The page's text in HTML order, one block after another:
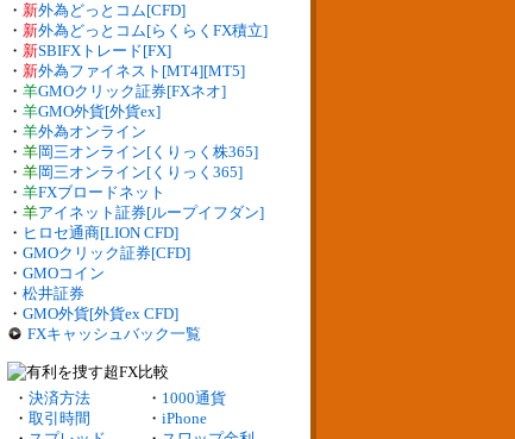
・ 新外為どっとコム[CFD]
・ 新外為どっとコム[らくらくFX積立]
・ 新SBIFXトレード[FX]
・ 新外為ファイネスト[MT4][MT5]
・ 羊GMOクリック証券[FXネオ]
・ 羊GMO外貨[外貨ex]
・ 羊外為オンライン
・ 羊岡三オンライン[くりっく株365]
・ 羊岡三オンライン[くりっく365]
・ 羊FXブロードネット
・ 羊アイネット証券[ループイフダン]
・ ヒロセ通商[LION CFD]
・ GMOクリック証券[CFD]
・ GMOコイン
・ 松井証券
・ GMO外貨[外貨ex CFD]
FXキャッシュバック一覧
・ 決済方法 ・ 1000通貨
・ 取引時間 ・ iPhone